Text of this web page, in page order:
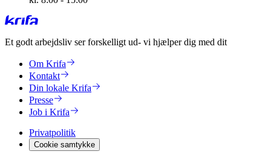
Et godt arbejdsliv ser forskelligt ud- vi hjælper dig med dit
Om Krifa
Kontakt
Din lokale Krifa
Presse
Job i Krifa
Privatpolitik
Cookie samtykke